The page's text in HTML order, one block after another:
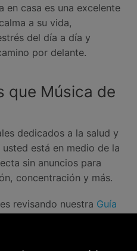
en casa es una excelente
a su vida,
del día a día y
por delante.
que Música de
dedicados a la salud y
está en medio de la
sin anuncios para
concentración y más.
revisando nuestra Guía
iPad, Android, Alexa,